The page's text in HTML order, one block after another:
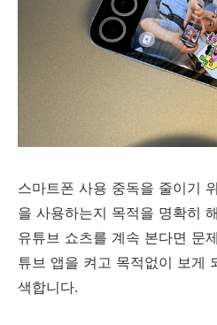
스마트폰 사용 중독을 줄이기
을 사용하는지 목적을 명확히
유튜브 쇼츠를 계속 본다면 문
튜브 앱을 켜고 목적없이 보게
색합니다.